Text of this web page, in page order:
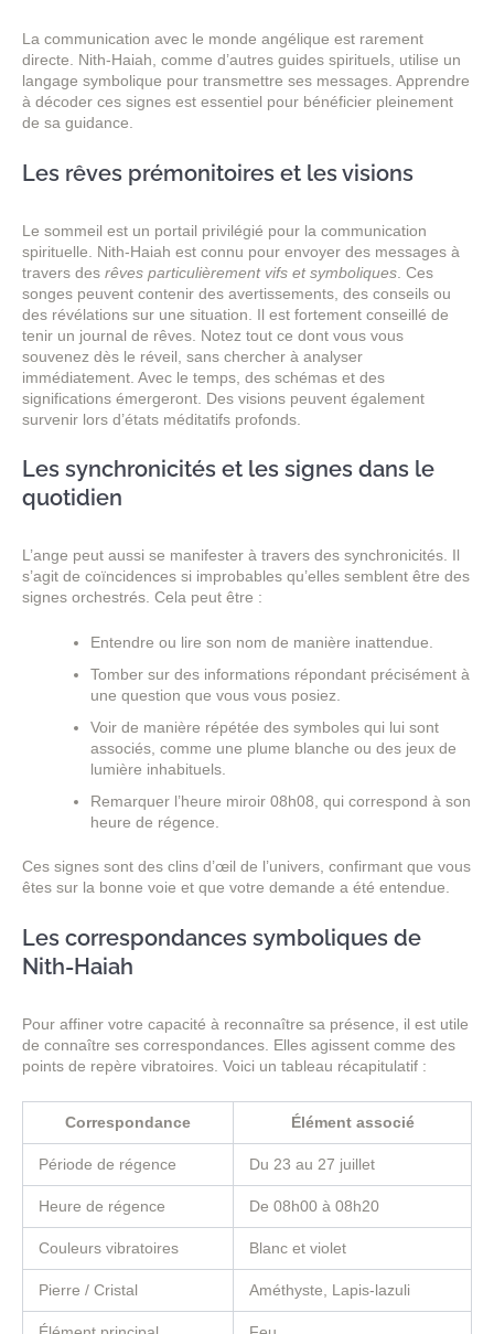
La communication avec le monde angélique est rarement
directe. Nith-Haiah, comme d’autres guides spirituels, utilise un
langage symbolique pour transmettre ses messages. Apprendre
à décoder ces signes est essentiel pour bénéficier pleinement
de sa guidance.
Les rêves prémonitoires et les visions
Le sommeil est un portail privilégié pour la communication
spirituelle. Nith-Haiah est connu pour envoyer des messages à
travers des rêves particulièrement vifs et symboliques . Ces
songes peuvent contenir des avertissements, des conseils ou
des révélations sur une situation. Il est fortement conseillé de
tenir un journal de rêves. Notez tout ce dont vous vous
souvenez dès le réveil, sans chercher à analyser
immédiatement. Avec le temps, des schémas et des
significations émergeront. Des visions peuvent également
survenir lors d’états méditatifs profonds.
Les synchronicités et les signes dans le
quotidien
L’ange peut aussi se manifester à travers des synchronicités. Il
s’agit de coïncidences si improbables qu’elles semblent être des
signes orchestrés. Cela peut être :
Entendre ou lire son nom de manière inattendue.
Tomber sur des informations répondant précisément à
une question que vous vous posiez.
Voir de manière répétée des symboles qui lui sont
associés, comme une plume blanche ou des jeux de
lumière inhabituels.
Remarquer l’heure miroir 08h08, qui correspond à son
heure de régence.
Ces signes sont des clins d’œil de l’univers, confirmant que vous
êtes sur la bonne voie et que votre demande a été entendue.
Les correspondances symboliques de
Nith-Haiah
Pour affiner votre capacité à reconnaître sa présence, il est utile
de connaître ses correspondances. Elles agissent comme des
points de repère vibratoires. Voici un tableau récapitulatif :
Correspondance Élément associé
Période de régence Du 23 au 27 juillet
Heure de régence De 08h00 à 08h20
Couleurs vibratoires Blanc et violet
Pierre / Cristal Améthyste, Lapis-lazuli